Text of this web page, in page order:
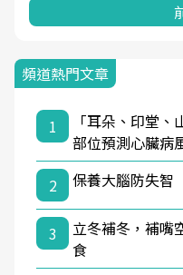
頻道熱門文章
1
「耳朵、印堂
部位預測心臟病
2
保養大腦防失
3
立冬補冬，補嘴
食